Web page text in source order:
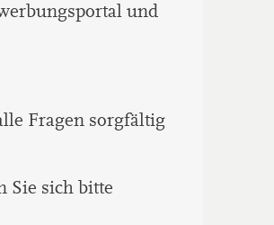
und
Fragen sorgfältig
Sie sich bitte